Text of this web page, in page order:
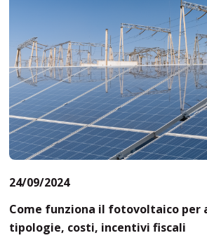
24/09/2024
Come funziona il fotovoltaico per
tipologie, costi, incentivi fiscali